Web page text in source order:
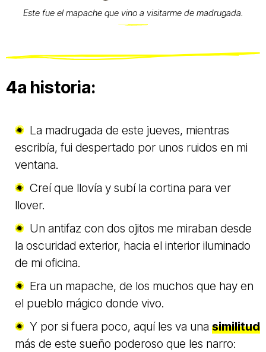
Este fue el mapache que vino a visitarme de madrugada.
4a historia:
La madrugada de este jueves, mientras
escribía, fui despertado por unos ruidos en mi
ventana.
Creí que llovía y subí la cortina para ver
llover.
Un antifaz con dos ojitos me miraban desde
la oscuridad exterior, hacia el interior iluminado
de mi oficina.
Era un mapache, de los muchos que hay en
el pueblo mágico donde vivo.
Y por si fuera poco, aquí les va una similitud
más de este sueño poderoso que les narro: